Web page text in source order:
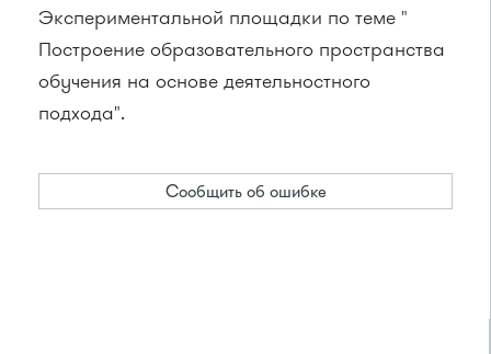
Экспериментальной площадки по теме "
Построение образовательного пространства
обучения на основе деятельностного
подхода".
Сообщить об ошибке